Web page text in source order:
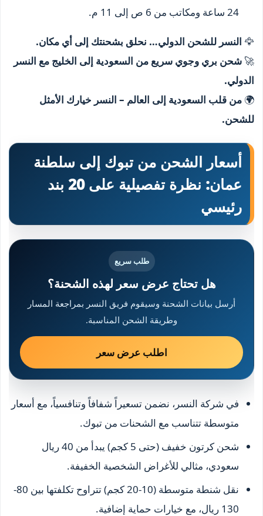
24 ساعة ومكاتب من 6 ص إلى 11 م.
🦅 النسر للشحن الدولي… نحلق بشحنتك إلى أي مكان.
🚀 شحن بري وجوي سريع من السعودية إلى الخليج مع النسر
الدولي.
🌍 من قلب السعودية إلى العالم – النسر خيارك الأمثل
للشحن.
أسعار الشحن من تبوك إلى سلطنة
عمان
: نظرة تفصيلية على 20 بند
رئيسي
طلب سريع
هل تحتاج عرض سعر لهذه الشحنة؟
أرسل بيانات الشحنة وسيقوم فريق النسر بمراجعة المسار
وطريقة الشحن المناسبة.
اطلب عرض سعر
في شركة النسر، نضمن تسعيراً شفافاً وتنافسياً، مع أسعار
متوسطة تتناسب مع الشحنات من تبوك.
شحن كرتون خفيف (حتى 5 كجم) يبدأ من 40 ريال
سعودي، مثالي للأغراض الشخصية الخفيفة.
نقل شنطة متوسطة (10-20 كجم) تتراوح تكلفتها بين 80-
130 ريال، مع خيارات حماية إضافية.